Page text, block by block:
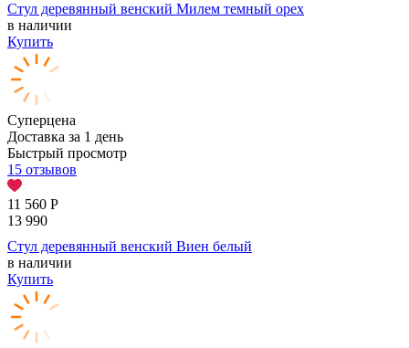
Стул деревянный венский Милем темный орех
в наличии
Купить
Суперцена
Доставка за 1 день
Быстрый просмотр
15 отзывов
11 560 Р
13 990
Стул деревянный венский Виен белый
в наличии
Купить